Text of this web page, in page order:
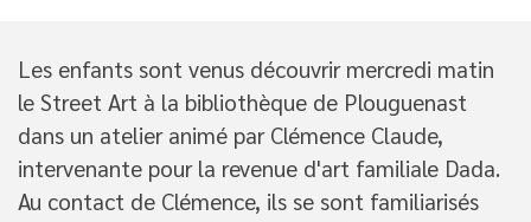
Les enfants sont venus découvrir mercredi matin
le Street Art à la bibliothèque de Plouguenast
dans un atelier animé par Clémence Claude,
intervenante pour la revenue d'art familiale Dada.
Au contact de Clémence, ils se sont familiarisés